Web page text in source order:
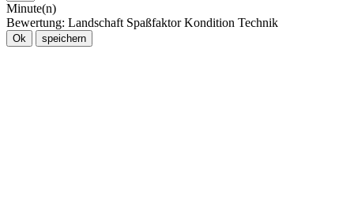
Minute(n)
Bewertung: Landschaft Spaßfaktor Kondition Technik
Ok speichern